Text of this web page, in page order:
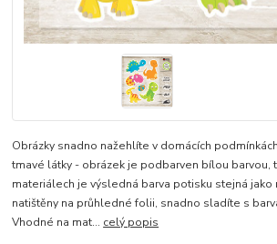
Obrázky snadno nažehlíte v domácích
tmavé látky - obrázek je podbarven bílou barvou,
materiálech je výsledná barva potisku stejná jako
natištěny na průhledné folii, snadno sladíte s
Vhodné na mat... celý popis